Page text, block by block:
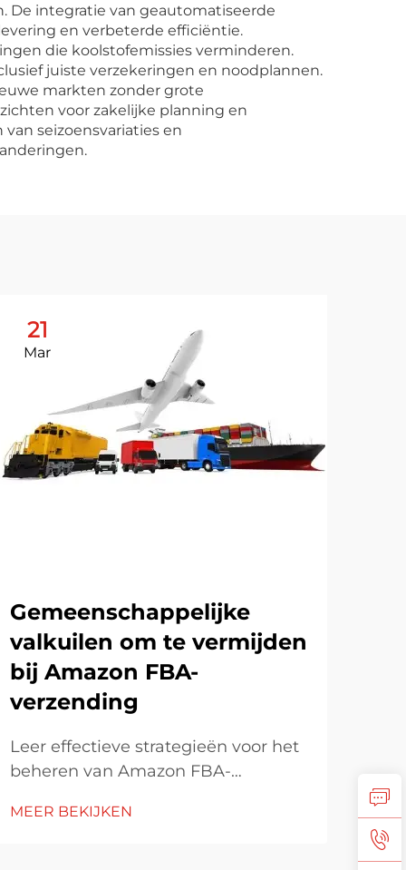
De integratie van geautomatiseerde
en verbeterde efficiëntie.
die koolstofemissies verminderen.
juiste verzekeringen en noodplannen.
markten zonder grote
voor zakelijke planning en
seizoensvariaties en
21
Mar
Gemeenschappelijke
valkuilen om te vermijden
bij Amazon FBA-
verzending
Leer effectieve strategieën voor het
beheren van Amazon FBA-
verborgen kosten en het
MEER BEKIJKEN